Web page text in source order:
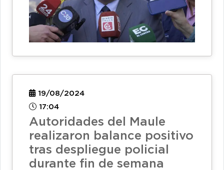
19/08/2024
17:04
Autoridades del Maule
realizaron balance positivo
tras despliegue policial
durante fin de semana